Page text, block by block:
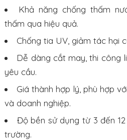
Khả năng chống thấm
thấm qua hiệu quả.
Chống tia UV, giảm tác hại
Dễ dàng cắt may, thi công
yêu cầu.
Giá thành hợp lý, phù hợp
và doanh nghiệp.
Độ bền sử dụng từ 3 đến
trường.